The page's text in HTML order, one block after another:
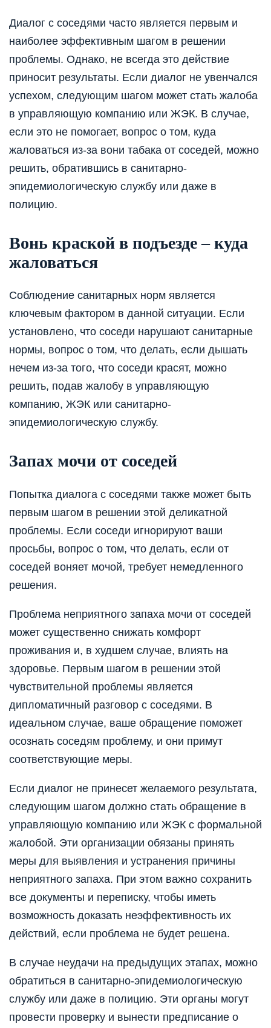
Диалог с соседями часто является первым и
наиболее эффективным шагом в решении
проблемы. Однако, не всегда это действие
приносит результаты. Если диалог не увенчался
успехом, следующим шагом может стать жалоба
в управляющую компанию или ЖЭК. В случае,
если это не помогает, вопрос о том, куда
жаловаться из-за вони табака от соседей, можно
решить, обратившись в санитарно-
эпидемиологическую службу или даже в
полицию.
Вонь краской в подъезде – куда
жаловаться
Соблюдение санитарных норм является
ключевым фактором в данной ситуации. Если
установлено, что соседи нарушают санитарные
нормы, вопрос о том, что делать, если дышать
нечем из-за того, что соседи красят, можно
решить, подав жалобу в управляющую
компанию, ЖЭК или санитарно-
эпидемиологическую службу.
Запах мочи от соседей
Попытка диалога с соседями также может быть
первым шагом в решении этой деликатной
проблемы. Если соседи игнорируют ваши
просьбы, вопрос о том, что делать, если от
соседей воняет мочой, требует немедленного
решения.
Проблема неприятного запаха мочи от соседей
может существенно снижать комфорт
проживания и, в худшем случае, влиять на
здоровье. Первым шагом в решении этой
чувствительной проблемы является
дипломатичный разговор с соседями. В
идеальном случае, ваше обращение поможет
осознать соседям проблему, и они примут
соответствующие меры.
Если диалог не принесет желаемого результата,
следующим шагом должно стать обращение в
управляющую компанию или ЖЭК с формальной
жалобой. Эти организации обязаны принять
меры для выявления и устранения причины
неприятного запаха. При этом важно сохранить
все документы и переписку, чтобы иметь
возможность доказать неэффективность их
действий, если проблема не будет решена.
В случае неудачи на предыдущих этапах, можно
обратиться в санитарно-эпидемиологическую
службу или даже в полицию. Эти органы могут
провести проверку и вынести предписание о